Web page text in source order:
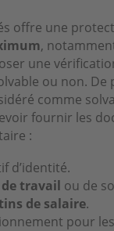
offre une
,
une
ou non. De
comme
fournir les
:
d’identité.
travail ou de
de salaire.
pour